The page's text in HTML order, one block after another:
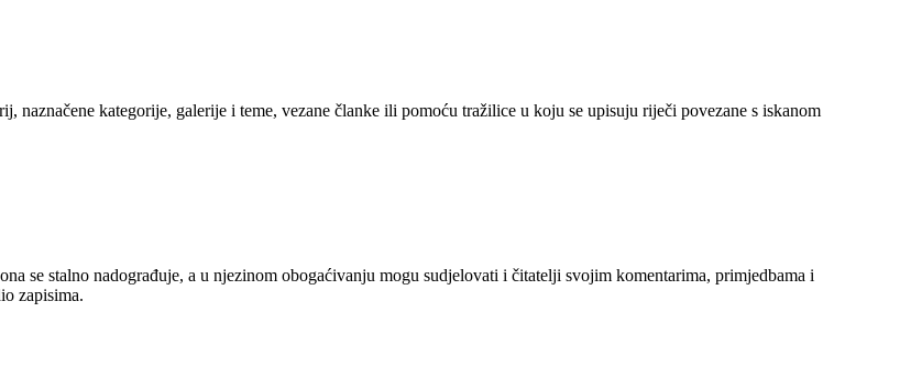
naznačene kategorije, galerije i teme, vezane članke ili pomoću tražilice u koju se upisuju riječi povezane s iskanom
se stalno nadograđuje, a u njezinom obogaćivanju mogu sudjelovati i čitatelji svojim komentarima, primjedbama i
zapisima.